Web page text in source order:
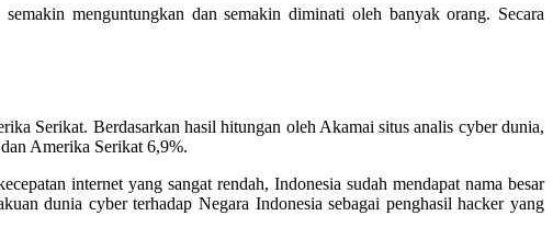
menguntungkan dan semakin diminati oleh banyak orang. Secara
Serikat. Berdasarkan hasil hitungan oleh Akamai situs analis cyber dunia,
Amerika Serikat 6,9%.
internet yang sangat rendah, Indonesia sudah mendapat nama besar
dunia cyber terhadap Negara Indonesia sebagai penghasil hacker yang